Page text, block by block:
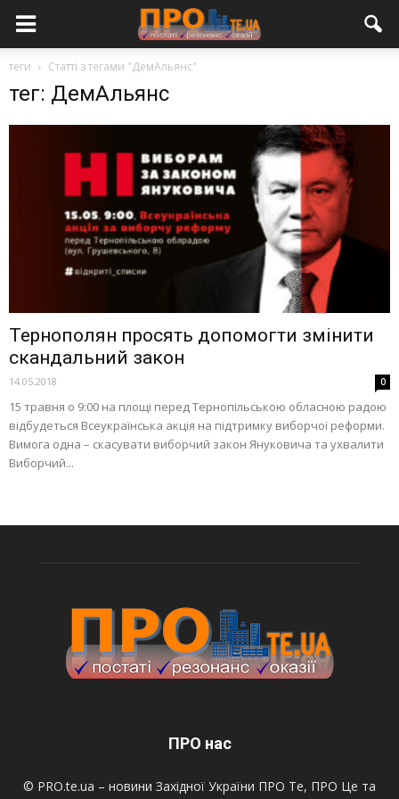
теги Статті з тегами "ДемАльянс"
тег: ДемАльянс
Тернополян просять допомогти змінити
скандальний закон
14.05.2018 0
15 травня о 9:00 на площі перед Тернопільською обласною радою
відбудеться Всеукраїнська акція на підтримку виборчої реформи.
Вимога одна – скасувати виборчий закон Януковича та ухвалити
Виборчий...
ПРО нас
© PRO.te.ua – новини Західної України ПРО Те, ПРО Це та